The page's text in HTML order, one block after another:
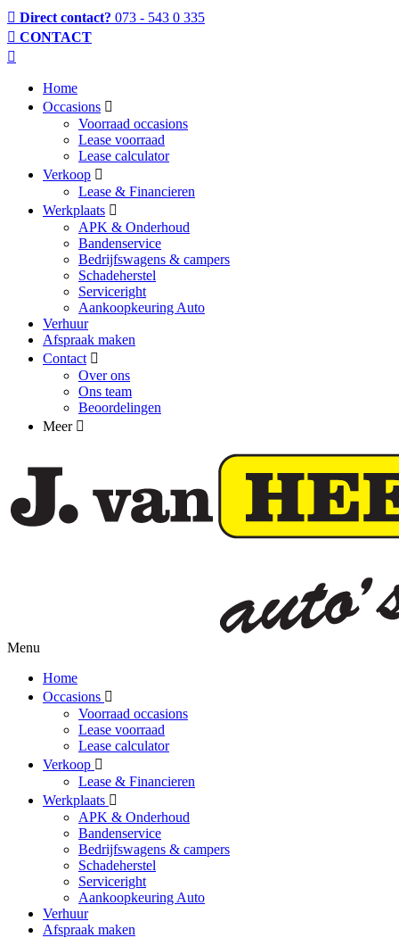
Direct contact? 073 - 543 0 335
CONTACT
Home
Occasions
Voorraad occasions
Lease voorraad
Lease calculator
Verkoop
Lease & Financieren
Werkplaats
APK & Onderhoud
Bandenservice
Bedrijfswagens & campers
Schadeherstel
Serviceright
Aankoopkeuring Auto
Verhuur
Afspraak maken
Contact
Over ons
Ons team
Beoordelingen
Meer
Menu
Home
Occasions
Voorraad occasions
Lease voorraad
Lease calculator
Verkoop
Lease & Financieren
Werkplaats
APK & Onderhoud
Bandenservice
Bedrijfswagens & campers
Schadeherstel
Serviceright
Aankoopkeuring Auto
Verhuur
Afspraak maken